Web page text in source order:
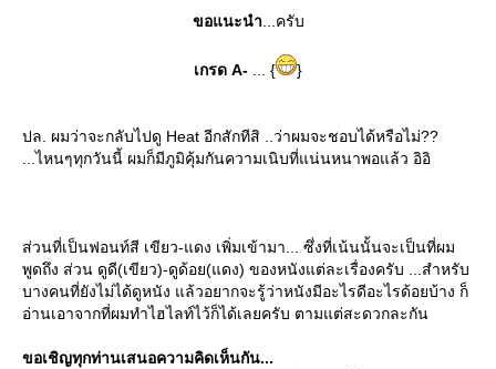
ขอแนะนำ ...ครับ
เกรด A- ... { }
ปล. ผมว่าจะกลับไปดู Heat อีกสักทีสิ ..ว่าผมจะชอบได้หรือไม่??
...ไหนๆทุกวันนี้ ผมก็มีภูมิคุ้มกันความเนิบที่แน่นหนาพอแล้ว อิอิ
ส่วนที่เป็นฟอนท์สี เขียว-แดง เพิ่มเข้ามา... ซึ่งที่เน้นนั้นจะเป็นที่ผม
พูดถึง ส่วน ดูดี(เขียว)-ดูด้อย(แดง) ของหนังแต่ละเรื่องครับ ...สำหรับ
บางคนที่ยังไม่ได้ดูหนัง แล้วอยากจะรู้ว่าหนังมีอะไรดีอะไรด้อยบ้าง ก็
อ่านเอาจากที่ผมทำไฮไลท์ไว้ก็ได้เลยครับ ตามแต่สะดวกละกัน
ขอเชิญทุกท่านเสนอความคิดเห็นกัน...